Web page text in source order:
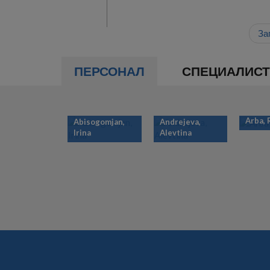
ПЕРСОНАЛ
Abisogomjan,
Irina
Andrejeva,
Alevtina
Arba,
НУМЕРАЦИЯ